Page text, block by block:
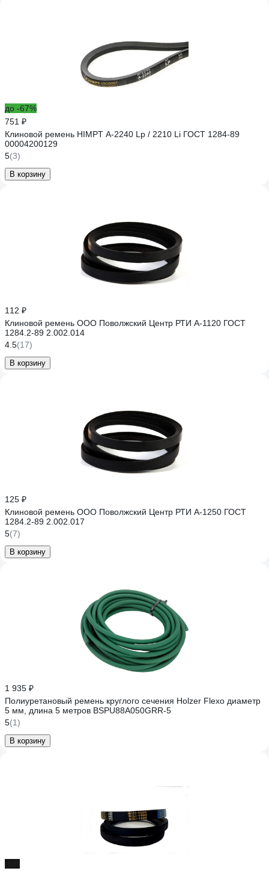
до -67%
751 ₽
Клиновой ремень HIMPT А-2240 Lp / 2210 Li ГОСТ 1284-89
00004200129
5(3)
В корзину
112 ₽
Клиновой ремень ООО Поволжский Центр РТИ А-1120 ГОСТ
1284.2-89 2.002.014
4.5(17)
В корзину
125 ₽
Клиновой ремень ООО Поволжский Центр РТИ А-1250 ГОСТ
1284.2-89 2.002.017
5(7)
В корзину
1 935 ₽
Полиуретановый ремень круглого сечения Holzer Flexo диаметр
5 мм, длина 5 метров BSPU88A050GRR-5
5(1)
В корзину